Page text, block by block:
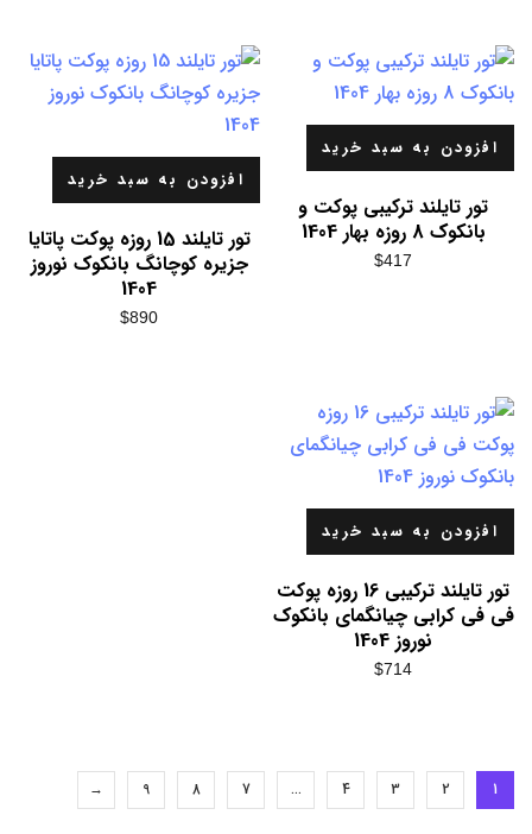
افزودن به سبد خرید
تور تایلند ترکیبی پوکت و
بانکوک 8 روزه بهار 1404
$417
افزودن به سبد خرید
تور تایلند 15 روزه پوکت پاتایا
جزیره کوچانگ بانکوک نوروز
1404
$890
افزودن به سبد خرید
تور تایلند ترکیبی 16 روزه پوکت
فی فی کرابی چیانگمای بانکوک
نوروز 1404
$714
1
2
3
4
…
7
8
9
→